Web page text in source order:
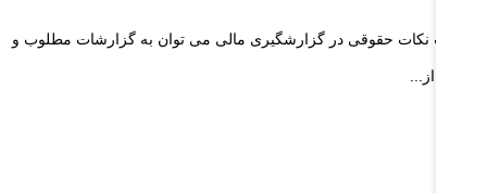
رعایت نکات حقوقی در گزارشگیری مالی می توان به گزارشات مطلوب و
از...